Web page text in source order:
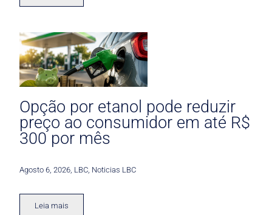
Opção por etanol pode reduzir
preço ao consumidor em até R$
300 por mês
Agosto 6, 2026 LBC Noticias LBC
Leia mais